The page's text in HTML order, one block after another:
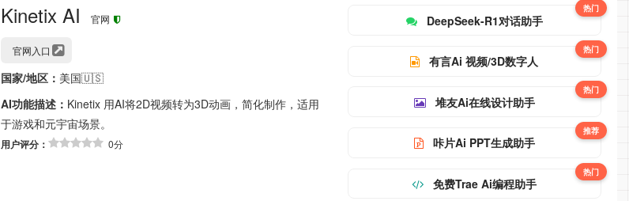
Kinetix AI 官网
官网入口
国家/地区： 美国🇺🇸
AI功能描述： Kinetix 用AI将2D视频转为3D动画，简化制作，适用
于游戏和元宇宙场景。
用户评分： 0分
DeepSeek-R1对话助手
热门
有言Ai 视频/3D数字人
热门
堆友Ai在线设计助手
热门
咔片Ai PPT生成助手
推荐
免费Trae Ai编程助手
热门